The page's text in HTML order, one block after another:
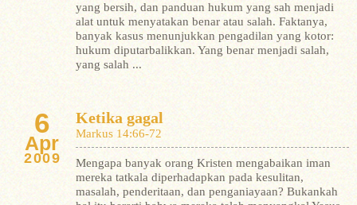
yang bersih, dan panduan hukum yang sah menjadi
alat untuk menyatakan benar atau salah. Faktanya,
banyak kasus menunjukkan pengadilan yang kotor:
hukum diputarbalikkan. Yang benar menjadi salah,
yang salah ...
6
Apr
2009
Ketika gagal
Markus 14:66-72
Mengapa banyak orang Kristen mengabaikan iman
mereka tatkala diperhadapkan pada kesulitan,
masalah, penderitaan, dan penganiayaan? Bukankah